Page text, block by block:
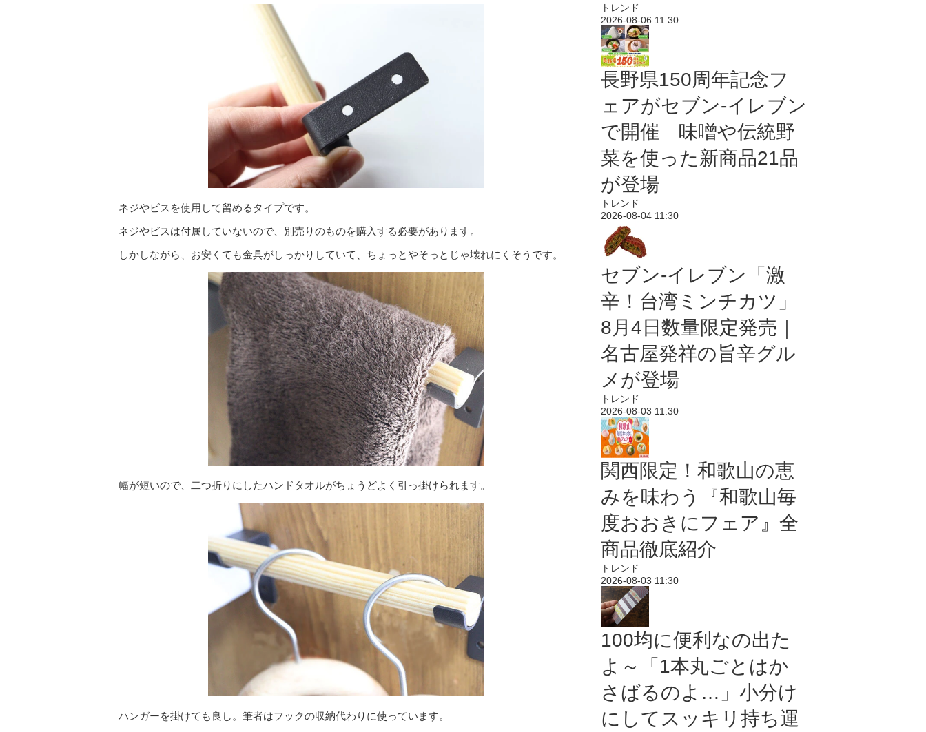
ネジやビスを使用して留めるタイプです。
ネジやビスは付属していないので、別売りのものを購入する必要があります。
しかしながら、お安くても金具がしっかりしていて、ちょっとやそっとじゃ壊れにくそうです。
幅が短いので、二つ折りにしたハンドタオルがちょうどよく引っ掛けられます。
ハンガーを掛けても良し。筆者はフックの収納代わりに使っています。
トレンド
2026-08-06 11:30
長野県150周年記念フ
ェアがセブン-イレブン
で開催 味噌や伝統野
菜を使った新商品21品
が登場
トレンド
2026-08-04 11:30
セブン-イレブン「激
辛！台湾ミンチカツ」
8月4日数量限定発売｜
名古屋発祥の旨辛グル
メが登場
トレンド
2026-08-03 11:30
関西限定！和歌山の恵
みを味わう『和歌山毎
度おおきにフェア』全
商品徹底紹介
トレンド
2026-08-03 11:30
100均に便利なの出た
よ～「1本丸ごとはか
さばるのよ…」小分け
にしてスッキリ持ち運